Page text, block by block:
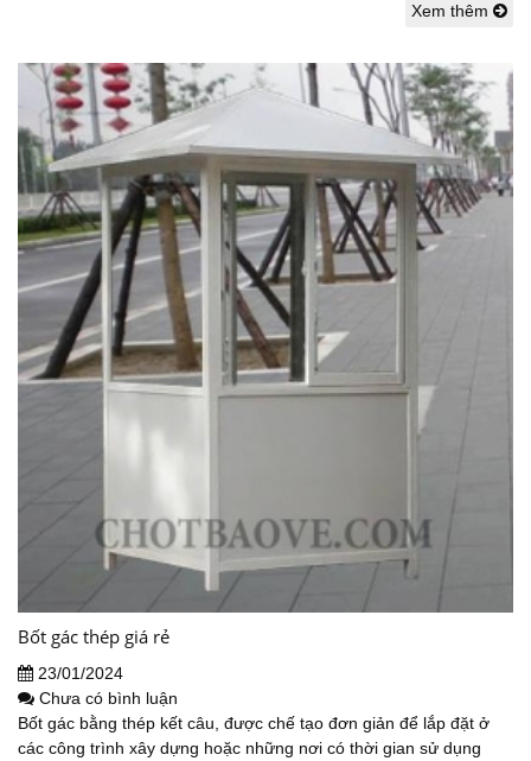
Xem thêm
Bốt gác thép giá rẻ
23/01/2024
Chưa có bình luận
Bốt gác bằng thép kết câu, được chế tạo đơn giản để lắp đặt ở
các công trình xây dựng hoặc những nơi có thời gian sử dụng